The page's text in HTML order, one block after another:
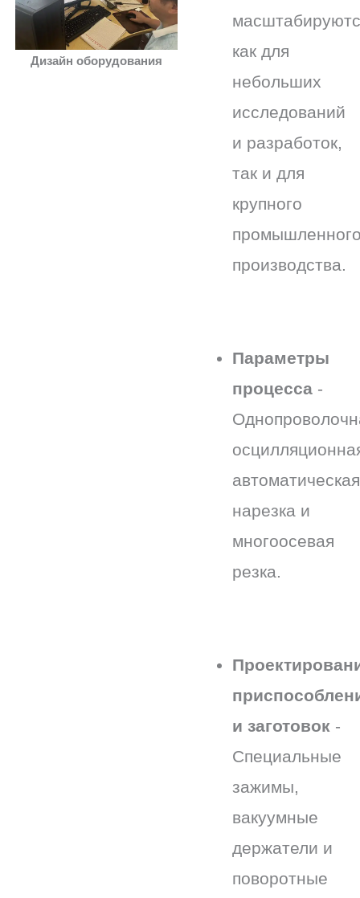
Дизайн оборудования
как для
небольших
исследований
и разработок,
так и для
крупного
производства.
Параметры
процесса -
автоматическая
нарезка и
многоосевая
резка.
и заготовок -
Специальные
зажимы,
вакуумные
держатели и
поворотные